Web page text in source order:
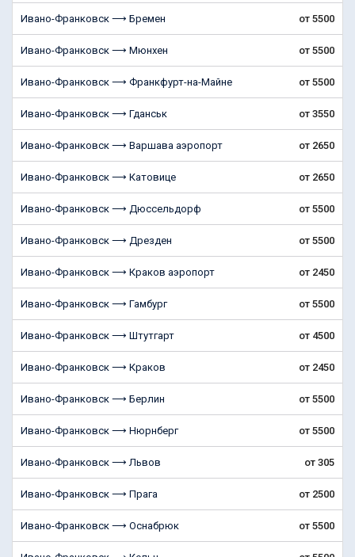
Ивано-Франковск ⟶ Бремен от 5500
Ивано-Франковск ⟶ Мюнхен от 5500
Ивано-Франковск ⟶ Франкфурт-на-Майне от 5500
Ивано-Франковск ⟶ Гданськ от 3550
Ивано-Франковск ⟶ Варшава аэропорт от 2650
Ивано-Франковск ⟶ Катовице от 2650
Ивано-Франковск ⟶ Дюссельдорф от 5500
Ивано-Франковск ⟶ Дрезден от 5500
Ивано-Франковск ⟶ Краков аэропорт от 2450
Ивано-Франковск ⟶ Гамбург от 5500
Ивано-Франковск ⟶ Штутгарт от 4500
Ивано-Франковск ⟶ Краков от 2450
Ивано-Франковск ⟶ Берлин от 5500
Ивано-Франковск ⟶ Нюрнберг от 5500
Ивано-Франковск ⟶ Львов от 305
Ивано-Франковск ⟶ Прага от 2500
Ивано-Франковск ⟶ Оснабрюк от 5500